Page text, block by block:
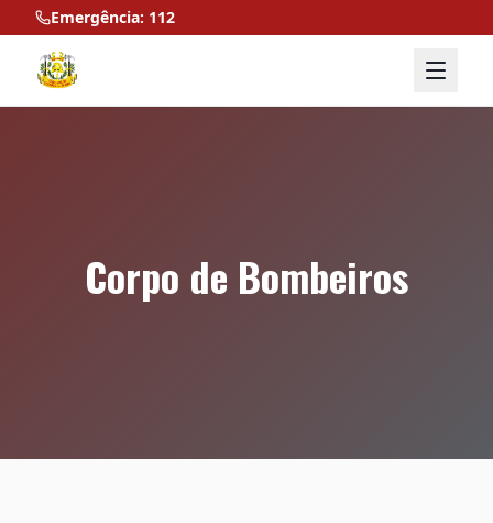
Emergência: 112
Corpo de Bombeiros